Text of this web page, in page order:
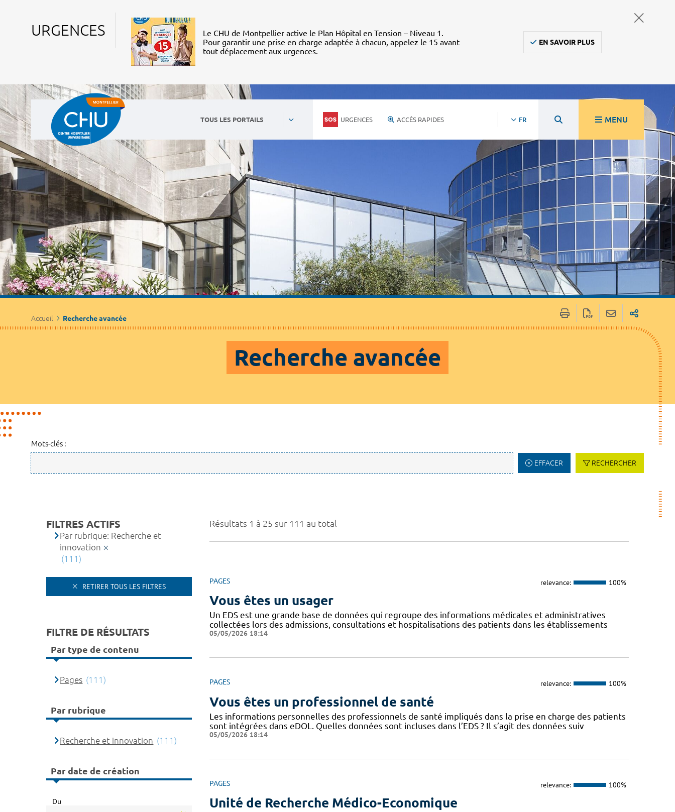
URGENCES
Le CHU de Montpellier active le Plan Hôpital en Tension – Niveau 1.
Pour garantir une prise en charge adaptée à chacun, appelez le 15 avant
tout déplacement aux urgences.
EN SAVOIR PLUS
TOUS LES PORTAILS URGENCES ACCÈS RAPIDES FR MENU
Accueil Recherche avancée
Recherche avancée
Mots-clés :
EFFACER RECHERCHER
Résultats 1 à 25 sur 111 au total
PAGES relevance: 100%
Vous êtes un usager
Un EDS est une grande base de données qui regroupe des informations médicales et administratives
collectées lors des admissions, consultations et hospitalisations des patients dans les établissements
05/05/2026 18:14
PAGES relevance: 100%
Vous êtes un professionnel de santé
Les informations personnelles des professionnels de santé impliqués dans la prise en charge des patients
sont intégrées dans eDOL. Quelles données sont incluses dans l’EDS ? Il s’agit des données suiv
05/05/2026 18:14
PAGES relevance: 100%
Unité de Recherche Médico-Economique
FILTRES ACTIFS
Par rubrique: Recherche et
innovation
(111)
RETIRER TOUS LES FILTRES
FILTRE DE RÉSULTATS
Par type de contenu
Pages (111)
Par rubrique
Recherche et innovation (111)
Par date de création
Du